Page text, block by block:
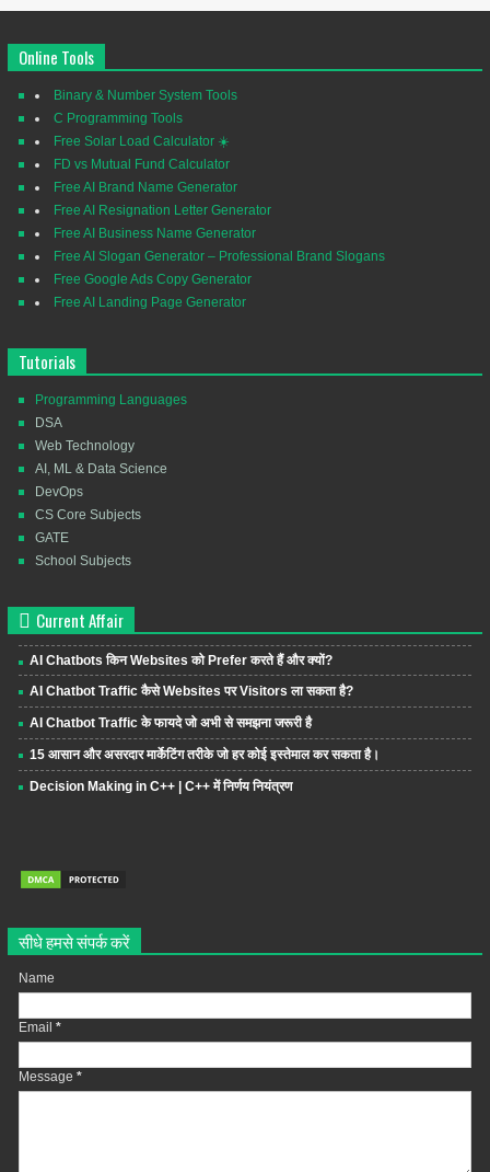
Online Tools
Binary & Number System Tools
C Programming Tools
Free Solar Load Calculator ☀️
FD vs Mutual Fund Calculator
Free AI Brand Name Generator
Free AI Resignation Letter Generator
Free AI Business Name Generator
Free AI Slogan Generator – Professional Brand Slogans
Free Google Ads Copy Generator
Free AI Landing Page Generator
Tutorials
Programming Languages
DSA
Web Technology
AI, ML & Data Science
DevOps
CS Core Subjects
GATE
School Subjects
Current Affair
AI Chatbots किन Websites को Prefer करते हैं और क्यों?
AI Chatbot Traffic कैसे Websites पर Visitors ला सकता है?
AI Chatbot Traffic के फायदे जो अभी से समझना जरूरी है
15 आसान और असरदार मार्केटिंग तरीके जो हर कोई इस्तेमाल कर सकता है।
Decision Making in C++ | C++ में निर्णय नियंत्रण
सीधे हमसे संपर्क करें
Name
Email *
Message *